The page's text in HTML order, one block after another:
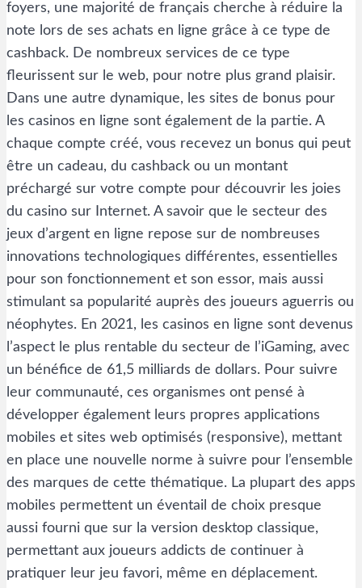
foyers, une majorité de français cherche à réduire la
note lors de ses achats en ligne grâce à ce type de
cashback. De nombreux services de ce type
fleurissent sur le web, pour notre plus grand plaisir.
Dans une autre dynamique, les sites de bonus pour
les casinos en ligne sont également de la partie. A
chaque compte créé, vous recevez un bonus qui peut
être un cadeau, du cashback ou un montant
préchargé sur votre compte pour découvrir les joies
du casino sur Internet. A savoir que le secteur des
jeux d’argent en ligne repose sur de nombreuses
innovations technologiques différentes, essentielles
pour son fonctionnement et son essor, mais aussi
stimulant sa popularité auprès des joueurs aguerris ou
néophytes. En 2021, les casinos en ligne sont devenus
l’aspect le plus rentable du secteur de l’iGaming, avec
un bénéfice de 61,5 milliards de dollars. Pour suivre
leur communauté, ces organismes ont pensé à
développer également leurs propres applications
mobiles et sites web optimisés (responsive), mettant
en place une nouvelle norme à suivre pour l’ensemble
des marques de cette thématique. La plupart des apps
mobiles permettent un éventail de choix presque
aussi fourni que sur la version desktop classique,
permettant aux joueurs addicts de continuer à
pratiquer leur jeu favori, même en déplacement.